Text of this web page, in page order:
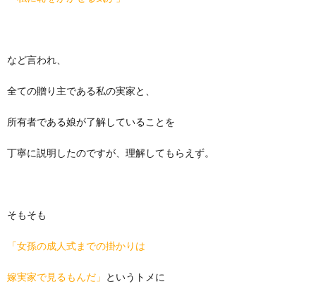
など言われ、
全ての贈り主である私の実家と、
所有者である娘が了解していることを
丁寧に説明したのですが、理解してもらえず。
そもそも
「女孫の成人式までの掛かりは
嫁実家で見るもんだ」 というトメに